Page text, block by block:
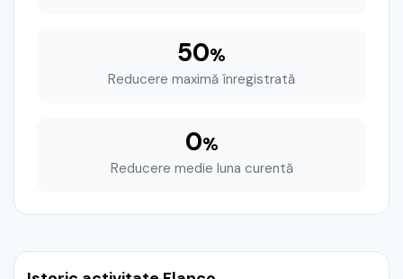
50%
Reducere maximă înregistrată
0%
Reducere medie luna curentă